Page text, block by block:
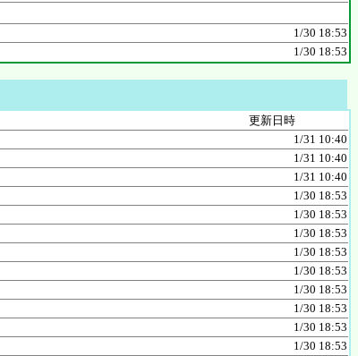
1/30 18:53
1/30 18:53
更新日時
1/31 10:40
1/31 10:40
1/31 10:40
1/30 18:53
1/30 18:53
1/30 18:53
1/30 18:53
1/30 18:53
1/30 18:53
1/30 18:53
1/30 18:53
1/30 18:53